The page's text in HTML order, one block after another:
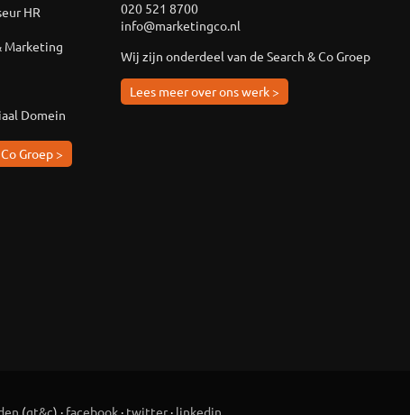
HR
Marketing
Domein
Groep >
020 521 8700
info@marketingco.nl
Wij zijn onderdeel van de Search & Co Groep
Lees meer over ons werk >
(gt&c) · facebook · twitter · linkedin